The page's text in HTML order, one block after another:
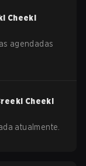
Cheeki
agendadas
Cheeki
atualmente.